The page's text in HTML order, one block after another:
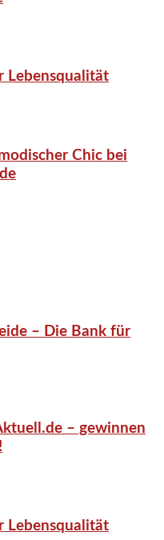
Lebensqualität
Chic bei
– Die Bank für
– gewinnen
Lebensqualität